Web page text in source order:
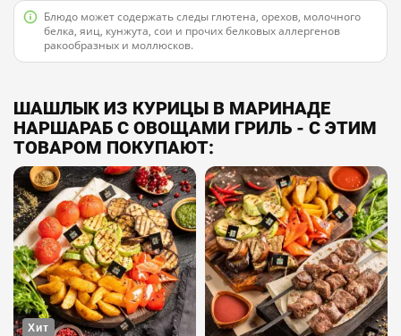
Блюдо может содержать следы глютена, орехов, молочного
белка, яиц, кунжута, сои и прочих белковых аллергенов
ракообразных и моллюсков.
ШАШЛЫК ИЗ КУРИЦЫ В МАРИНАДЕ
НАРШАРАБ С ОВОЩАМИ ГРИЛЬ - С ЭТИМ
ТОВАРОМ ПОКУПАЮТ:
Хит